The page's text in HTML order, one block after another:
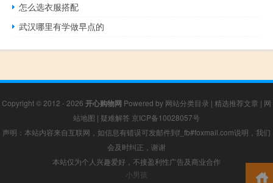
怎么选衣服搭配
武汉哪里有学做早点的
Copyright © 2012 - 2026 开心购物网 Powered by 网站分类目录 | 精选推荐文章 | 网
站地图 | 疑难解答 京ICP备10028057号
声明：本站内容来自互联网，如信息有错误可发邮件到f_fb#foxmail.com说明，我们
会及时纠正，谢谢
本站仅为个人兴趣爱好，不接盈利性广告及商业合作
小男孩